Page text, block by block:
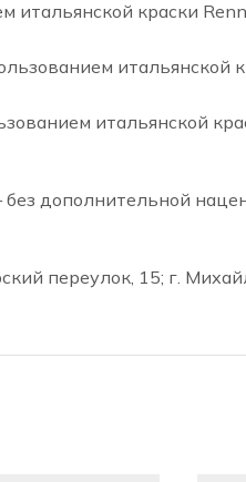
итальянской краски
итальянской
итальянской
дополнительной
переулок, 15; г.